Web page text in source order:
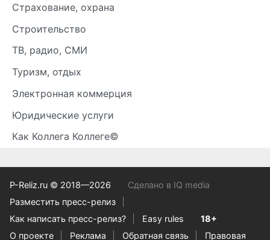
Страхование, охрана
Строительство
ТВ, радио, СМИ
Туризм, отдых
Электронная коммерция
Юридические услуги
Как Коллега Коллеге©
P-Reliz.ru © 2018—2026
Сделано в IQ media
Разместить пресс-релиз
Как написать пресс-релиз?
Easy rules
18+
О проекте
Реклама Обратная связь
Правовая